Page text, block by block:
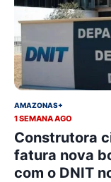
AMAZONAS+
1 SEMANA AGO
Construtora
fatura nova
com o DNIT